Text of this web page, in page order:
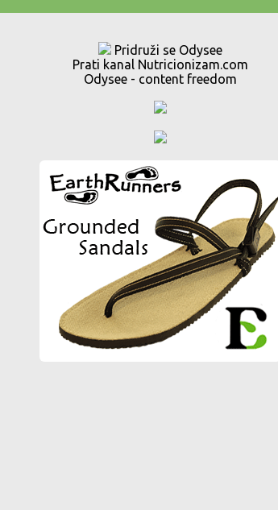
Pridruži se Odysee
Prati kanal Nutricionizam.com
Odysee - content freedom